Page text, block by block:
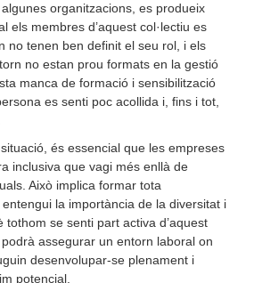
organitzacions, es produeix
els membres d’aquest col·lectiu es
no tenen ben definit el seu rol, i els
no estan prou formats en la gestió
manca de formació i sensibilització
es senti poc acollida i, fins i tot,
és essencial que les empreses
inclusiva que vagi més enllà de
Això implica formar tota
entengui la importància de la diversitat i
tothom se senti part activa d’aquest
assegurar un entorn laboral on
desenvolupar-se plenament i
potencial.